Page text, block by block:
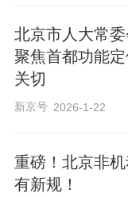
北京市人大常
聚焦首都功能
关切
新京号 2026-1-22
重磅！北京非机
有新规！